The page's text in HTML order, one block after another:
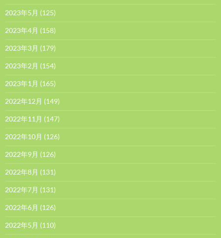
2023年5月 (125)
2023年4月 (158)
2023年3月 (179)
2023年2月 (154)
2023年1月 (165)
2022年12月 (149)
2022年11月 (147)
2022年10月 (126)
2022年9月 (126)
2022年8月 (131)
2022年7月 (131)
2022年6月 (126)
2022年5月 (110)